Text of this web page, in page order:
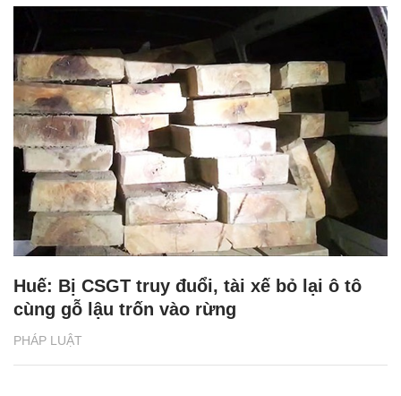
PHÁP LUẬT
Huế: Bị CSGT truy đuổi, tài xế bỏ lại ô tô
cùng gỗ lậu trốn vào rừng